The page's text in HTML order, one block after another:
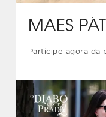
MÃES
Participe agora da